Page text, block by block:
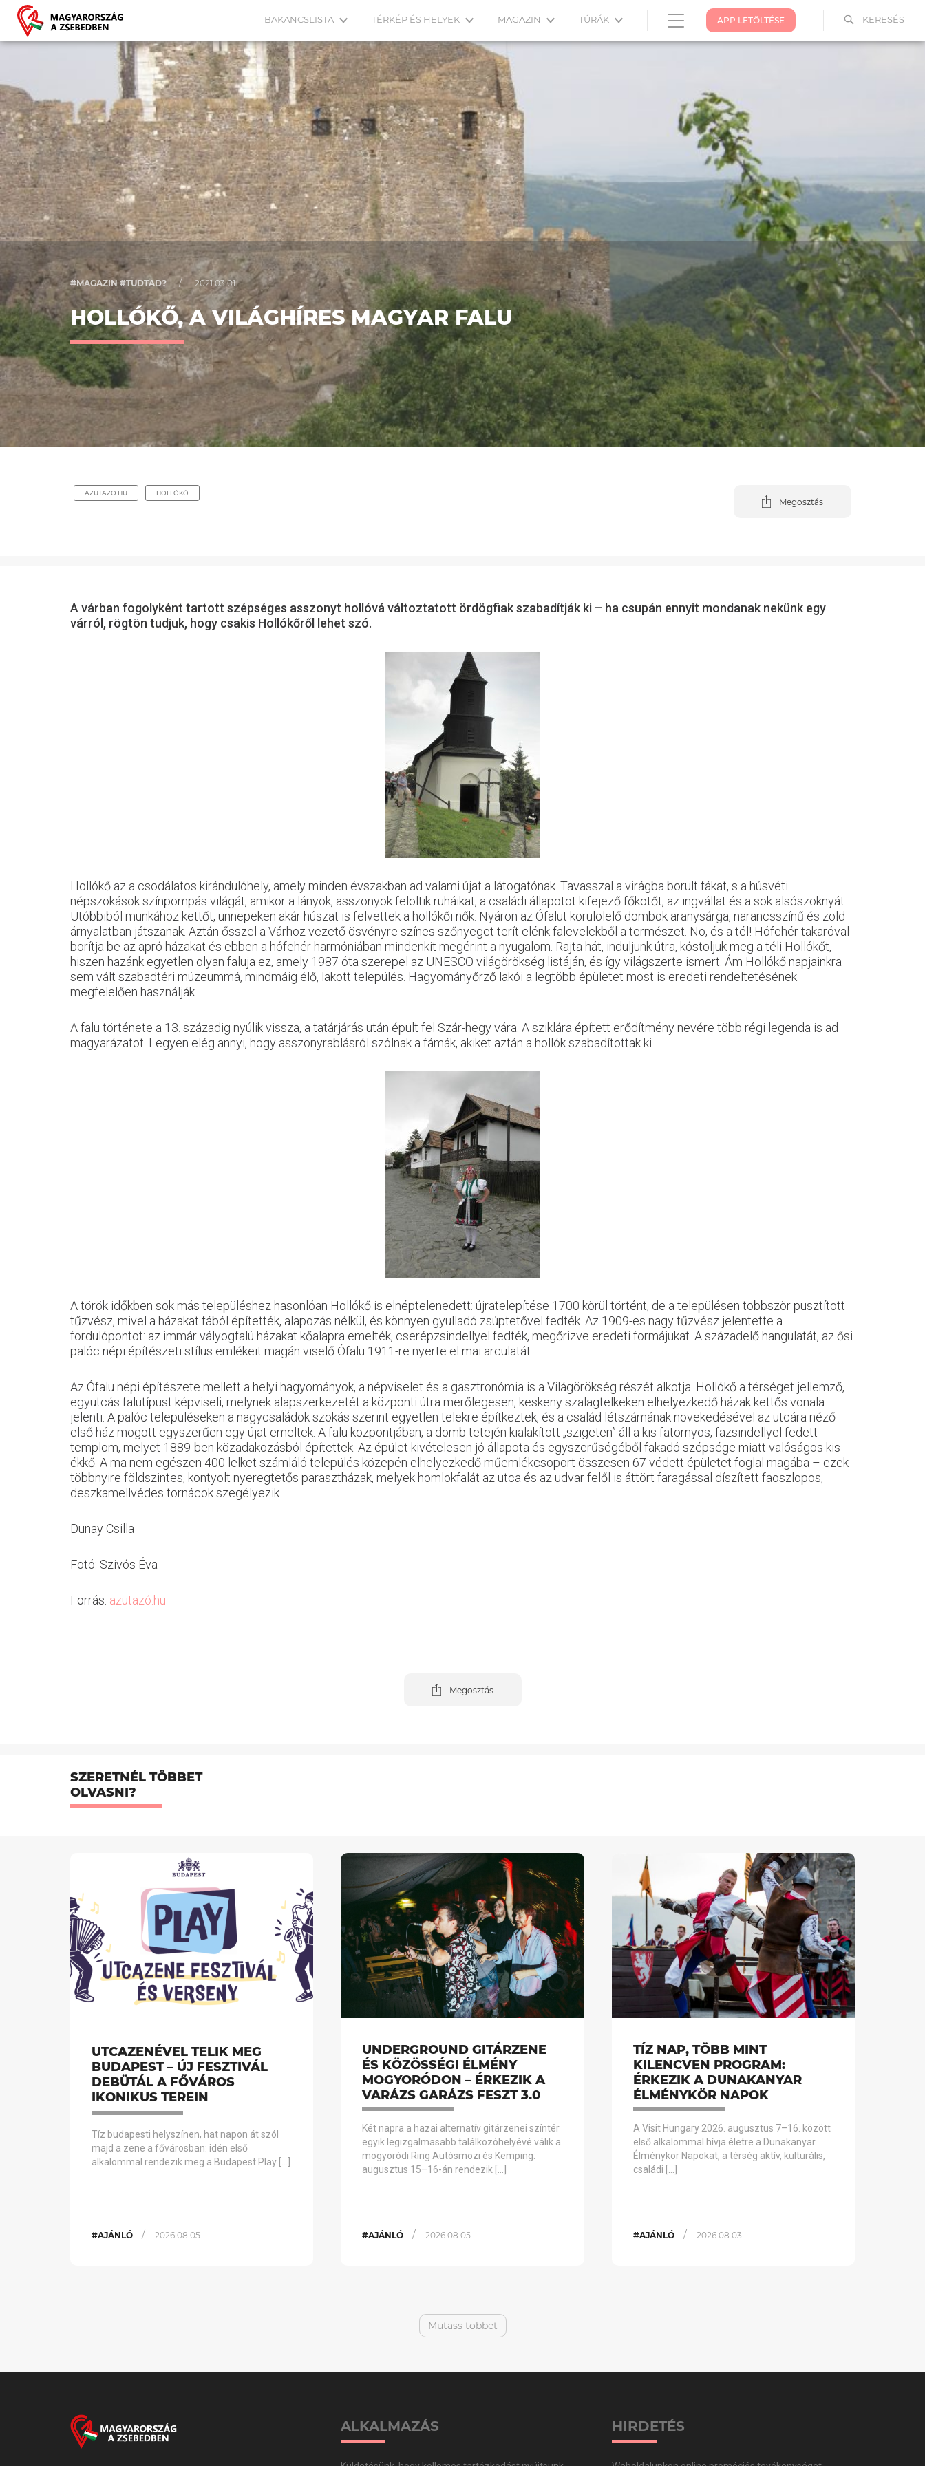
KERESÉS
APP LETÖLTÉSE
BAKANCSLISTA TÉRKÉP ÉS HELYEK MAGAZIN TÚRÁK
#MAGAZIN #TUDTAD? / 2021.03.01.
HOLLÓKŐ, A VILÁGHÍRES MAGYAR FALU
AZUTAZO.HU HOLLÓKŐ
Megosztás
A várban fogolyként tartott szépséges asszonyt hollóvá változtatott ördögfiak szabadítják ki – ha csupán ennyit mondanak nekünk egy
várról, rögtön tudjuk, hogy csakis Hollókőről lehet szó.
Hollókő az a csodálatos kirándulóhely, amely minden évszakban ad valami újat a látogatónak. Tavasszal a virágba borult fákat, s a húsvéti
népszokások színpompás világát, amikor a lányok, asszonyok felöltik ruháikat, a családi állapotot kifejező főkötőt, az ingvállat és a sok alsószoknyát.
Utóbbiból munkához kettőt, ünnepeken akár húszat is felvettek a hollókői nők. Nyáron az Ófalut körülölelő dombok aranysárga, narancsszínű és zöld
árnyalatban játszanak. Aztán ősszel a Várhoz vezető ösvényre színes szőnyeget terít elénk falevelekből a természet. No, és a tél! Hófehér takaróval
borítja be az apró házakat és ebben a hófehér harmóniában mindenkit megérint a nyugalom. Rajta hát, induljunk útra, kóstoljuk meg a téli Hollókőt,
hiszen hazánk egyetlen olyan faluja ez, amely 1987 óta szerepel az UNESCO világörökség listáján, és így világszerte ismert. Ám Hollókő napjainkra
sem vált szabadtéri múzeummá, mindmáig élő, lakott település. Hagyományőrző lakói a legtöbb épületet most is eredeti rendeltetésének
megfelelően használják.
A falu története a 13. századig nyúlik vissza, a tatárjárás után épült fel Szár-hegy vára. A sziklára épített erődítmény nevére több régi legenda is ad
magyarázatot. Legyen elég annyi, hogy asszonyrablásról szólnak a fámák, akiket aztán a hollók szabadítottak ki.
A török időkben sok más településhez hasonlóan Hollókő is elnéptelenedett: újratelepítése 1700 körül történt, de a településen többször pusztított
tűzvész, mivel a házakat fából építették, alapozás nélkül, és könnyen gyulladó zsúptetővel fedték. Az 1909-es nagy tűzvész jelentette a
fordulópontot: az immár vályogfalú házakat kőalapra emelték, cserépzsindellyel fedték, megőrizve eredeti formájukat. A századelő hangulatát, az ősi
palóc népi építészeti stílus emlékeit magán viselő Ófalu 1911-re nyerte el mai arculatát.
Az Ófalu népi építészete mellett a helyi hagyományok, a népviselet és a gasztronómia is a Világörökség részét alkotja. Hollókő a térséget jellemző,
egyutcás falutípust képviseli, melynek alapszerkezetét a központi útra merőlegesen, keskeny szalagtelkeken elhelyezkedő házak kettős vonala
jelenti. A palóc településeken a nagycsaládok szokás szerint egyetlen telekre építkeztek, és a család létszámának növekedésével az utcára néző
első ház mögött egyszerűen egy újat emeltek. A falu központjában, a domb tetején kialakított „szigeten” áll a kis fatornyos, fazsindellyel fedett
templom, melyet 1889-ben közadakozásból építettek. Az épület kivételesen jó állapota és egyszerűségéből fakadó szépsége miatt valóságos kis
ékkő. A ma nem egészen 400 lelket számláló település közepén elhelyezkedő műemlékcsoport összesen 67 védett épületet foglal magába – ezek
többnyire földszintes, kontyolt nyeregtetős parasztházak, melyek homlokfalát az utca és az udvar felől is áttört faragással díszített faoszlopos,
deszkamellvédes tornácok szegélyezik.
Dunay Csilla
Fotó: Szivós Éva
Forrás: azutazó.hu
Megosztás
SZERETNÉL TÖBBET
OLVASNI?
UTCAZENÉVEL TELIK MEG
BUDAPEST – ÚJ FESZTIVÁL
DEBÜTÁL A FŐVÁROS
IKONIKUS TEREIN
Tíz budapesti helyszínen, hat napon át szól
majd a zene a fővárosban: idén első
alkalommal rendezik meg a Budapest Play […]
#AJÁNLÓ / 2026.08.05.
UNDERGROUND GITÁRZENE
ÉS KÖZÖSSÉGI ÉLMÉNY
MOGYORÓDON – ÉRKEZIK A
VARÁZS GARÁZS FESZT 3.0
Két napra a hazai alternatív gitárzenei színtér
egyik legizgalmasabb találkozóhelyévé válik a
mogyoródi Ring Autósmozi és Kemping:
augusztus 15–16-án rendezik […]
#AJÁNLÓ / 2026.08.05.
TÍZ NAP, TÖBB MINT
KILENCVEN PROGRAM:
ÉRKEZIK A DUNAKANYAR
ÉLMÉNYKÖR NAPOK
A Visit Hungary 2026. augusztus 7–16. között
első alkalommal hívja életre a Dunakanyar
Élménykör Napokat, a térség aktív, kulturális,
családi […]
#AJÁNLÓ / 2026.08.03.
Mutass többet
ALKALMAZÁS HIRDETÉS